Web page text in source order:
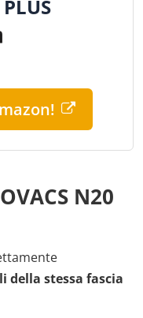
N20
della stessa fascia